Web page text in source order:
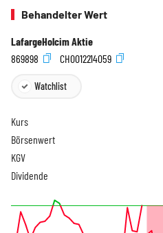
Behandelter Wert
LafargeHolcim Aktie
869898
CH0012214059
Watchlist
Kurs
Börsenwert
KGV
Dividende